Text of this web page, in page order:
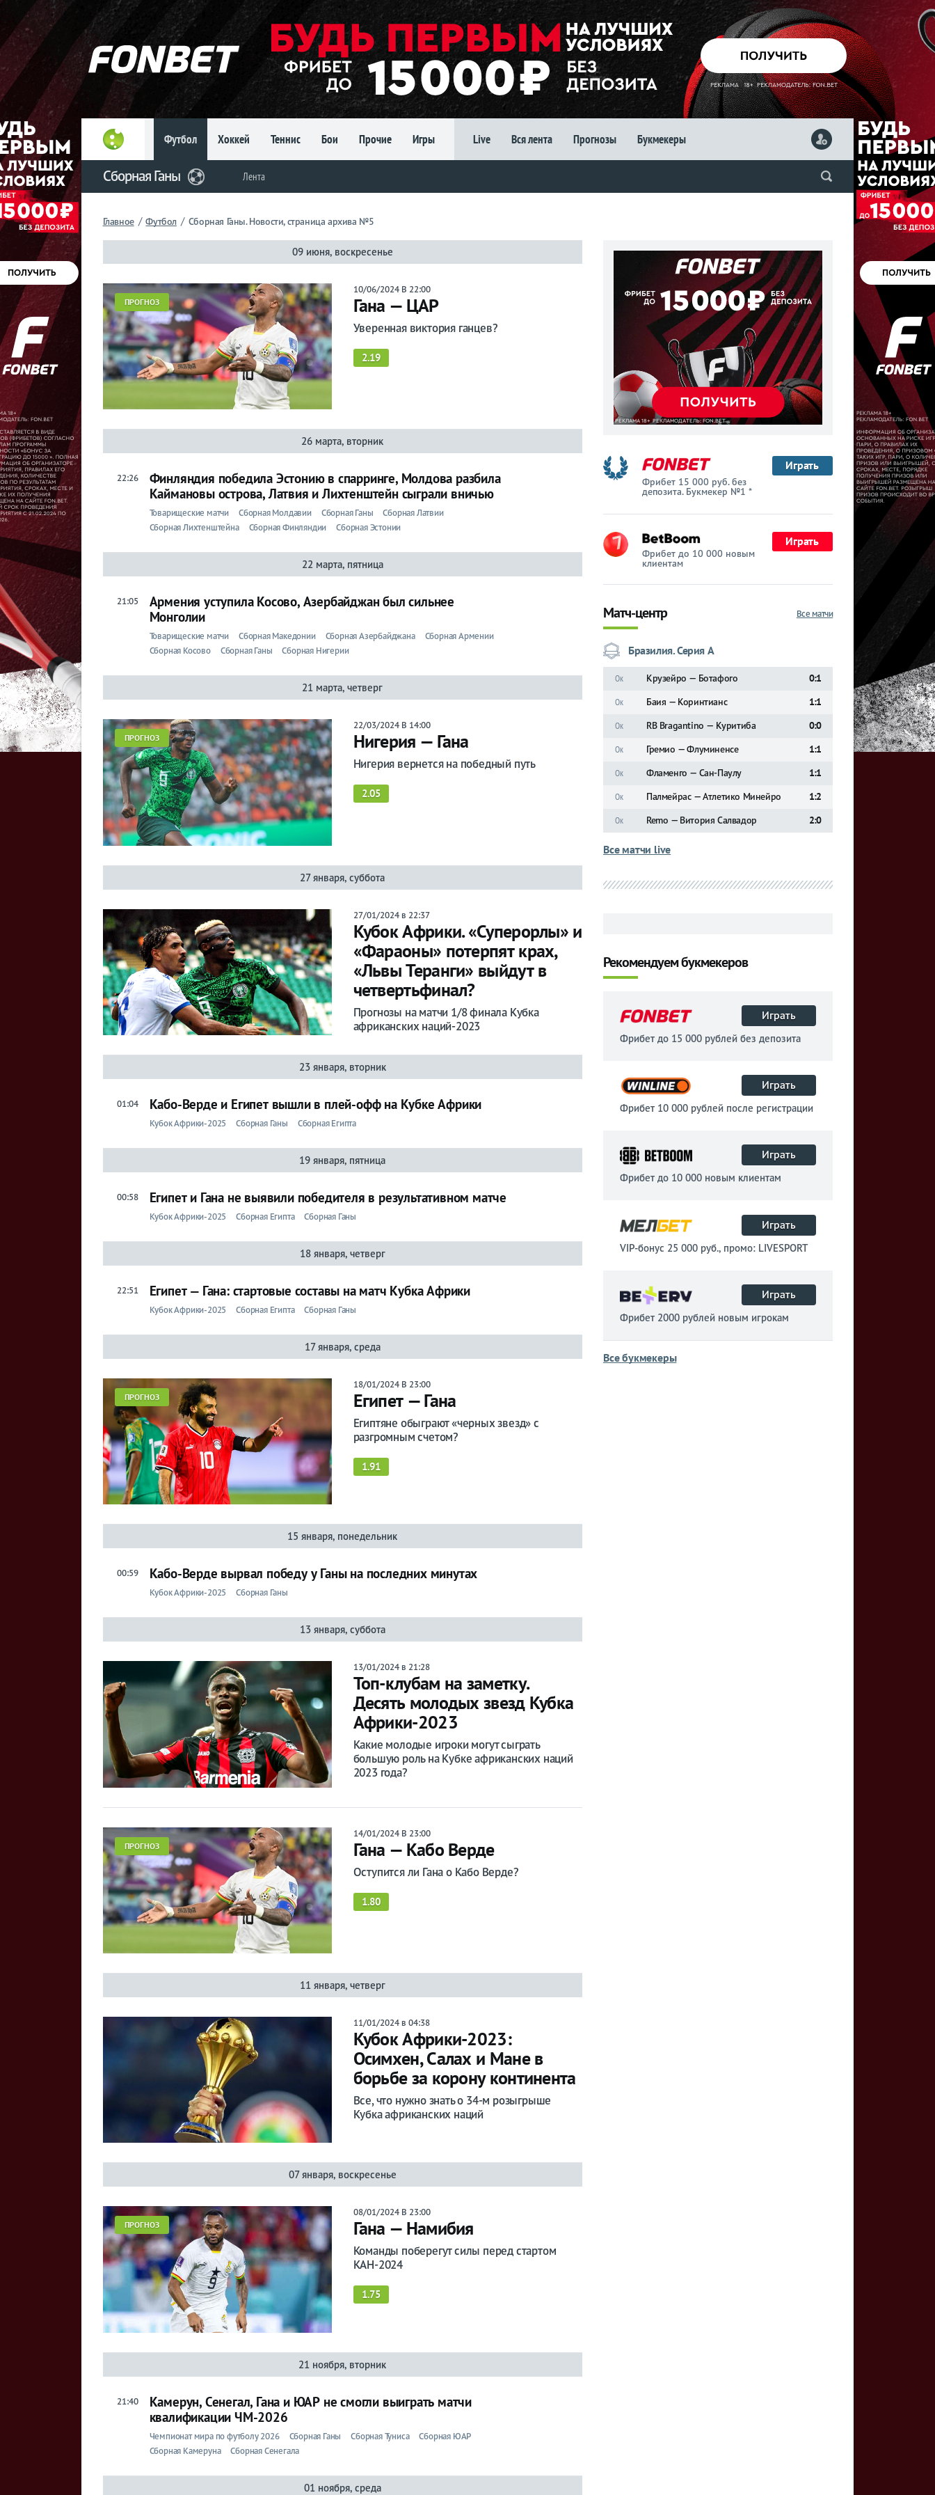
Футбол Хоккей Теннис Бои Прочие Игры Live Вся лента Прогнозы Букмекеры
Сборная Ганы Лента
Главное / Футбол / Сборная Ганы. Новости, страница архива №5
09 июня, воскресенье
ПРОГНОЗ
10/06/2024 В 22:00
Гана — ЦАР
Уверенная виктория ганцев?
2.19
26 марта, вторник
22:26
Финляндия победила Эстонию в спарринге, Молдова разбила
Каймановы острова, Латвия и Лихтенштейн сыграли вничью
Товарищеские матчи Сборная Молдавии Сборная Ганы
Сборная Латвии
Сборная Лихтенштейна
Сборная Финляндии Сборная Эстонии
22 марта, пятница
21:05
Армения уступила Косово, Азербайджан был сильнее
Монголии
Товарищеские матчи Сборная Македонии Сборная Азербайджана
Сборная Армении
Сборная Косово
Сборная Ганы Сборная Нигерии
21 марта, четверг
ПРОГНОЗ
22/03/2024 В 14:00
Нигерия — Гана
Нигерия вернется на победный путь
2.05
27 января, суббота
27/01/2024 в 22:37
Кубок Африки. «Суперорлы» и
«Фараоны» потерпят крах,
«Львы Теранги» выйдут в
четвертьфинал?
Прогнозы на матчи 1/8 финала Кубка
африканских наций-2023
23 января, вторник
01:04 Кабо-Верде и Египет вышли в плей-офф на Кубке Африки
Кубок Африки-2025 Сборная Ганы Сборная Египта
19 января, пятница
00:58 Египет и Гана не выявили победителя в результативном матче
Кубок Африки-2025 Сборная Египта Сборная Ганы
18 января, четверг
22:51 Египет — Гана: стартовые составы на матч Кубка Африки
Кубок Африки-2025 Сборная Египта Сборная Ганы
17 января, среда
ПРОГНОЗ
18/01/2024 В 23:00
Египет — Гана
Египтяне обыграют «черных звезд» с
разгромным счетом?
1.91
15 января, понедельник
00:59 Кабо-Верде вырвал победу у Ганы на последних минутах
Кубок Африки-2025 Сборная Ганы
13 января, суббота
13/01/2024 в 21:28
Топ-клубам на заметку.
Десять молодых звезд Кубка
Африки-2023
Какие молодые игроки могут сыграть
большую роль на Кубке африканских наций
2023 года?
ПРОГНОЗ
14/01/2024 В 23:00
Гана — Кабо Верде
Оступится ли Гана о Кабо Верде?
1.80
11 января, четверг
11/01/2024 в 04:38
Кубок Африки-2023:
Осимхен, Салах и Мане в
борьбе за корону континента
Все, что нужно знать о 34-м розыгрыше
Кубка африканских наций
07 января, воскресенье
ПРОГНОЗ
08/01/2024 В 23:00
Гана — Намибия
Команды поберегут силы перед стартом
КАН-2024
1.75
21 ноября, вторник
21:40
Камерун, Сенегал, Гана и ЮАР не смогли выиграть матчи
квалификации ЧМ-2026
Чемпионат мира по футболу 2026 Сборная Ганы Сборная Туниса
Сборная ЮАР
Сборная Камеруна
Сборная Сенегала
01 ноября, среда
Фрибет 15 000 руб. без
депозита. Букмекер №1 *
Играть
Фрибет до 10 000 новым
клиентам
Играть
Все матчи
Матч-центр
Бразилия. Серия А
Ок Крузейро — Ботафого 0:1
Ок Баия — Коринтианс 1:1
Ок RB Bragantino — Куритиба 0:0
Ок Гремио — Флуминенсе 1:1
Ок Фламенго — Сан-Паулу 1:1
Ок Палмейрас — Атлетико Минейро 1:2
Ок Remo — Витория Салвадор 2:0
Все матчи live
Рекомендуем букмекеров
Играть
Фрибет до 15 000 рублей без депозита
Играть
Фрибет 10 000 рублей после регистрации
Играть
Фрибет до 10 000 новым клиентам
Играть
VIP-бонус 25 000 руб., промо: LIVESPORT
Играть
Фрибет 2000 рублей новым игрокам
Все букмекеры
Главное
Фрибет
до 15
000 ₽
Новым
игрокам, без
условий
Футбол
Сборная
Ганы
Лента
Прогнозы
на спорт
Букмекеры
Хоккей
Теннис
Бои
Прочие
Игры